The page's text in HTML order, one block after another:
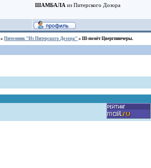
ШАМБАЛАиз Питерского Дозора
»Питомник "Из Питерского Дозора"»Ш-помёт Цвергпинчеры.